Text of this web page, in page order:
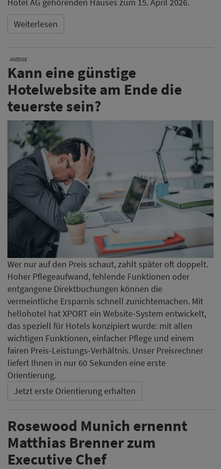
Weiterlesen
ANZEIGE
Kann eine günstige
Hotelwebsite am Ende die
teuerste sein?
Wer nur auf den Preis schaut, zahlt später oft doppelt.
Hoher Pflegeaufwand, fehlende Funktionen oder
entgangene Direktbuchungen können die
vermeintliche Ersparnis schnell zunichtemachen. Mit
hellohotel hat XPORT ein Website-System entwickelt,
das speziell für Hotels konzipiert wurde: mit allen
wichtigen Funktionen, einfacher Pflege und einem
fairen Preis-Leistungs-Verhältnis. Unser Preisrechner
liefert Ihnen in nur 60 Sekunden eine erste
Orientierung.
Jetzt erste Orientierung erhalten
Rosewood Munich ernennt
Matthias Brenner zum
Executive Chef